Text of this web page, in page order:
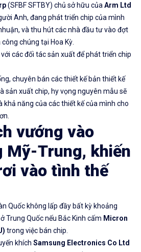
(SFBFSFTBY) chủ sở hữu củaArm Ltd
Anh, đang phát triển chip của mình
và thu hút các nhà đầu tư vào đợt
chúng tại Hoa Kỳ.
các đối tác sản xuất để phát triển chip
chuyên bán các thiết kế bản thiết kế
sản xuất chip, hy vọng nguyên mẫu sẽ
khả năng của các thiết kế của mình cho
vướng vào
Mỹ-Trung, khiến
vào tình thế
Quốc không lấp đầy bất kỳ khoảng
Trung Quốc nếu Bắc Kinh cấm Micron
trong việc bán chip.
khích Samsung Electronics Co Ltd